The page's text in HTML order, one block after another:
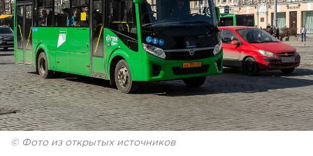
© Фото из открытых источников